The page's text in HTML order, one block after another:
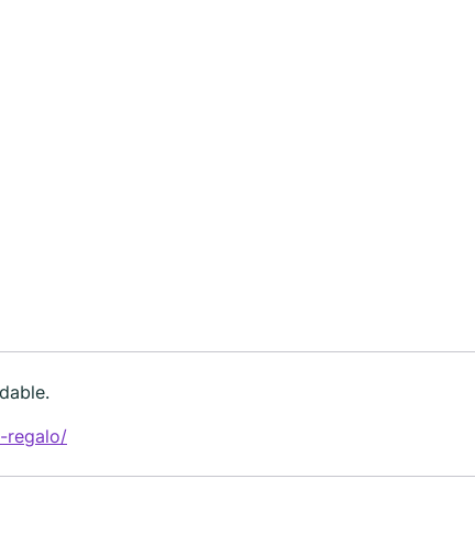
regalo/